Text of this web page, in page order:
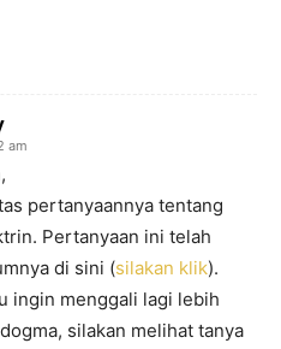
am
pertanyaannya tentang
Pertanyaan ini telah
di sini (silakan klik).
ingin menggali lagi lebih
silakan melihat tanya